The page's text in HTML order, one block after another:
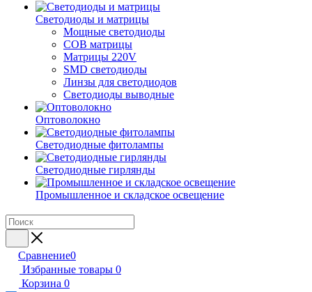
Светодиоды и матрицы
Мощные светодиоды
COB матрицы
Матрицы 220V
SMD светодиоды
Линзы для светодиодов
Светодиоды выводные
Оптоволокно
Светодиодные фитолампы
Светодиодные гирлянды
Промышленное и складское освещение
Сравнение0
Избранные товары 0
Корзина 0